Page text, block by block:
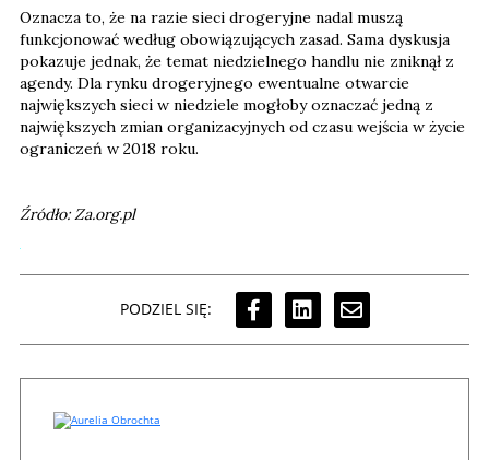
Oznacza to, że na razie sieci drogeryjne nadal muszą
funkcjonować według obowiązujących zasad. Sama dyskusja
pokazuje jednak, że temat niedzielnego handlu nie zniknął z
agendy. Dla rynku drogeryjnego ewentualne otwarcie
największych sieci w niedziele mogłoby oznaczać jedną z
największych zmian organizacyjnych od czasu wejścia w życie
ograniczeń w 2018 roku.
Źródło: Za.org.pl
PODZIEL SIĘ: